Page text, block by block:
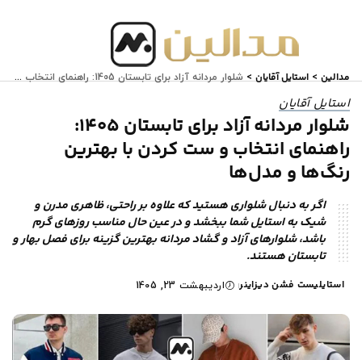
مدالین > استایل آقایان > شلوار مردانه آزاد برای تابستان 1405: راهنمای انتخاب و ست کردن با بهترین رنگ‌ها و مدل‌ها
استایل آقایان
شلوار مردانه آزاد برای تابستان 1405:
راهنمای انتخاب و ست کردن با بهترین
رنگ‌ها و مدل‌ها
اگر به دنبال شلواری هستید که علاوه بر راحتی، ظاهری مدرن و
شیک به استایل شما ببخشد و در عین حال مناسب روزهای گرم
باشد، شلوارهای آزاد و گشاد مردانه بهترین گزینه برای فصل بهار و
تابستان هستند.
استایلیست فشن دیزاینر اردیبهشت 23, 1405